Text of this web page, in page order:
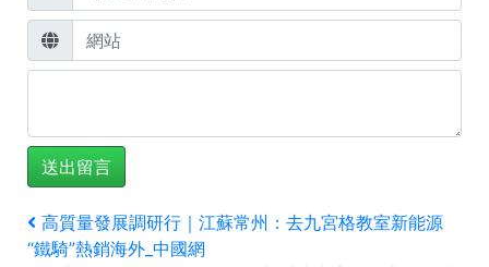
文
上
一
高質量發展調研行｜江蘇常州：去九宮格教室新能源
“鐵騎”熱銷海外_中國網